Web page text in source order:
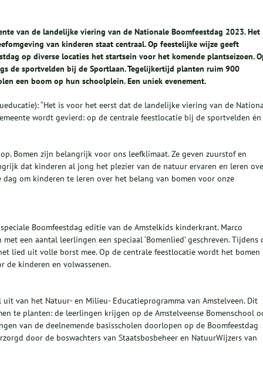
van de landelijke viering van de Nationale Boomfeestdag 2023.Het
van kinderen staat centraal. Op feestelijke wijze geeft
op diverse locaties het startsein voor het komende plantseizoen.
de sportvelden bij de Sportlaan. Tegelijkertijd planten ruim 900
een boom op hun schoolplein. Een uniek evenement.
“Het is voor het eerst dat de landelijke viering van de
wordt gevierd: op de centrale feestlocatie bij de sportvelden én
Bomen zijn belangrijk voor ons leefklimaat. Ze geven zuurstof en
dat kinderen al jong het plezier van de natuur ervaren en leren
om kinderen te leren over het belang van bomen voor onze
Boomfeestdag editie van de Amstelkids kinderkrant. Marco
een aantal leerlingen een speciaal ‘Bomenlied’ geschreven. Tijdens
lied uit volle borst mee. Op de centrale feestlocatie wordt het bomen
de kinderen en volwassenen.
van het Natuur- en Milieu- Educatieprogramma van Amstelveen. Dit
te planten: de leerlingen krijgen op de Amstelveense Bomenschool
van de deelnemende basisscholen doorlopen op de Boomfeestdag
door de boswachters van Staatsbosbeheer en NatuurWijzers van